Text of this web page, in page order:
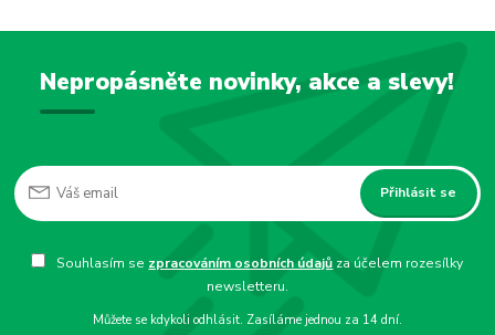
Nepropásněte novinky, akce a slevy!
Přihlásit se
Souhlasím se zpracováním osobních údajů za účelem rozesílky
newsletteru.
Můžete se kdykoli odhlásit. Zasíláme jednou za 14 dní.